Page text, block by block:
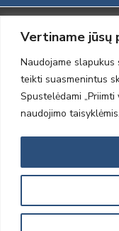
Vertiname jūsų
Naudojame
teikti suasmenintus
Spustelėdami
naudojimo taisyklėmis.
Portalas sukurtas
ekonominės erdvės ir
finansuojamą paprojektį
„LOD visuomeninės /
formavimas įtraukiant
(paprojekčio
įgyvendinimo sutarties
2012 © Lietuvos